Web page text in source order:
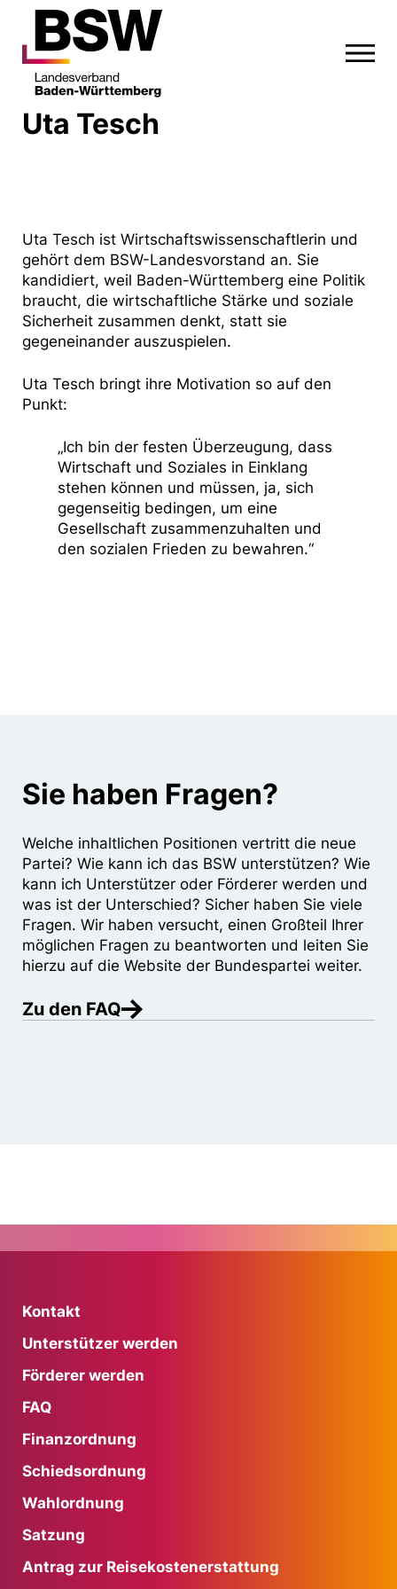
Uta Tesch
Uta Tesch ist Wirtschaftswissenschaftlerin und
gehört dem BSW-Landesvorstand an. Sie
kandidiert, weil Baden-Württemberg eine Politik
braucht, die wirtschaftliche Stärke und soziale
Sicherheit zusammen denkt, statt sie
gegeneinander auszuspielen.
Uta Tesch bringt ihre Motivation so auf den
Punkt:
„Ich bin der festen Überzeugung, dass
Wirtschaft und Soziales in Einklang
stehen können und müssen, ja, sich
gegenseitig bedingen, um eine
Gesellschaft zusammenzuhalten und
den sozialen Frieden zu bewahren.“
Sie haben Fragen?
Welche inhaltlichen Positionen vertritt die neue
Partei? Wie kann ich das BSW unterstützen? Wie
kann ich Unterstützer oder Förderer werden und
was ist der Unterschied? Sicher haben Sie viele
Fragen. Wir haben versucht, einen Großteil Ihrer
möglichen Fragen zu beantworten und leiten Sie
hierzu auf die Website der Bundespartei weiter.
Zu den FAQ
Kontakt
Unterstützer werden
Förderer werden
FAQ
Finanzordnung
Schiedsordnung
Wahlordnung
Satzung
Antrag zur Reisekostenerstattung